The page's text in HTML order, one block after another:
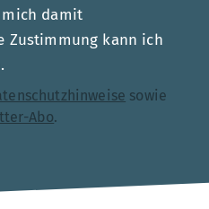
damit
Zustimmung kann ich
sowie
Abo.